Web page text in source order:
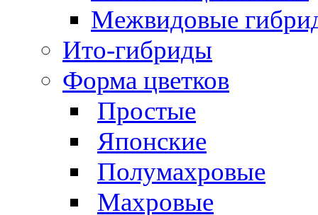
Межвидовые
Ито-гибриды
Форма цветков
Простые
Японские
Полумахровые
Махровые